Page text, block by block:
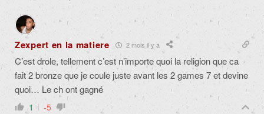
Zexpert en la matiere 2 mois il y a
C’est drole, tellement c’est n’importe quoi la religion que ca
fait 2 bronze que je coule juste avant les 2 games 7 et devine
quoi… Le ch ont gagné
1 -5